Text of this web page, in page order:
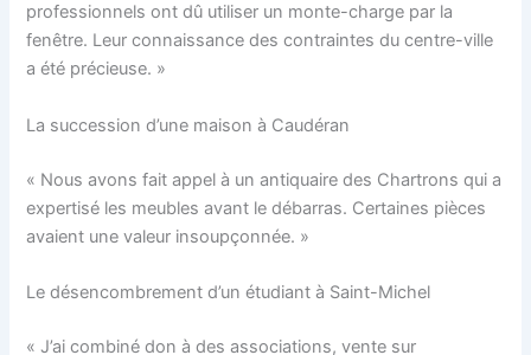
professionnels ont dû utiliser un monte-charge par la
fenêtre. Leur connaissance des contraintes du centre-ville
a été précieuse. »
La succession d’une maison à Caudéran
« Nous avons fait appel à un antiquaire des Chartrons qui a
expertisé les meubles avant le débarras. Certaines pièces
avaient une valeur insoupçonnée. »
Le désencombrement d’un étudiant à Saint-Michel
« J’ai combiné don à des associations, vente sur